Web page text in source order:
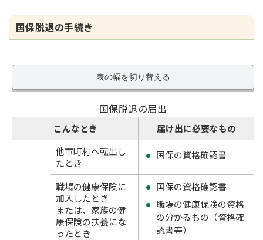
国保脱退の手続き
表の幅を切り替える
国保脱退の届出
こんなとき 届け出に必要なもの
他市町村へ転出し
たとき
国保の資格確認書
職場の健康保険に
加入したとき
または、家族の健
康保険の扶養にな
ったとき
国保の資格確認書
職場の健康保険の資格
の分かるもの（資格確
認書等）